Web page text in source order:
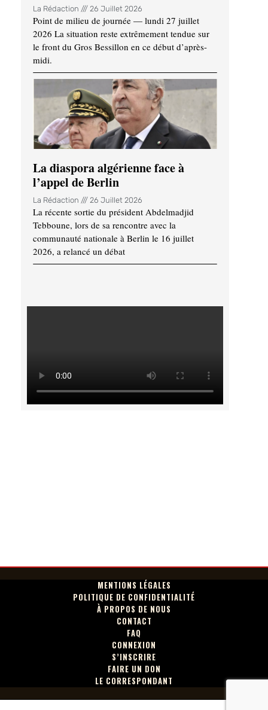
La Rédaction 26 Juillet 2026
Point de milieu de journée — lundi 27 juillet
2026 La situation reste extrêmement tendue sur
le front du Gros Bessillon en ce début d’après-
midi.
La diaspora algérienne face à
l’appel de Berlin
La Rédaction 26 Juillet 2026
La récente sortie du président Abdelmadjid
Tebboune, lors de sa rencontre avec la
communauté nationale à Berlin le 16 juillet
2026, a relancé un débat
MENTIONS LÉGALES
POLITIQUE DE CONFIDENTIALITÉ
À PROPOS DE NOUS
CONTACT
FAQ
CONNEXION
S’INSCRIRE
FAIRE UN DON
LE CORRESPONDANT